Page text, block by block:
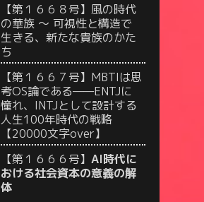
【第１６６８号】風の時代
の華族 〜 可視性と構造で
生きる、新たな貴族のかた
ち
【第１６６７号】MBTIは思
考OS論である——ENTJに
憧れ、INTJとして設計する
人生100年時代の戦略
【20000文字over】
【第１６６６号】 AI時代に
おける社会資本の意義の解
体